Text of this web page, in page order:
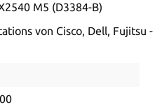
M5 (D3384-B)
von Cisco, Dell,